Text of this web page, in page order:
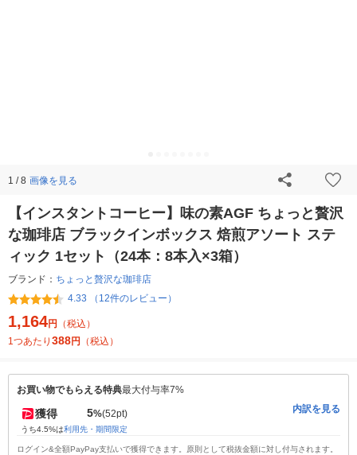
1 / 8 画像を見る
【インスタントコーヒー】味の素AGF ちょっと贅沢
な珈琲店 ブラックインボックス 焙煎アソート ステ
ィック 1セット（24本：8本入×3箱）
ブランド： ちょっと贅沢な珈琲店
4.33 （12件のレビュー）
1,164円
（税込）
1つあたり 388円 （税込）
お買い物でもらえる特典最大付与率7%
獲得 5%(52pt)
うち4.5%は利用先・期間限定
内訳を見る
ログイン&全額PayPay支払いで獲得できます。原則として税抜金額に対し付与されます。